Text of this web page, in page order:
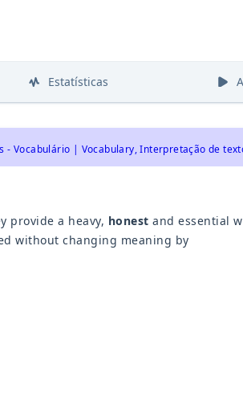
Estatísticas
- Vocabulário | Vocabulary, Interpretação de
provide a heavy, honest and essential
without changing meaning by